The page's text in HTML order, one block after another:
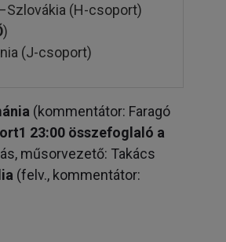
(H-csoport)
)
(J-csoport)
(kommentátor: Faragó
23:00 összefoglaló a
műsorvezető: Takács
(felv., kommentátor: